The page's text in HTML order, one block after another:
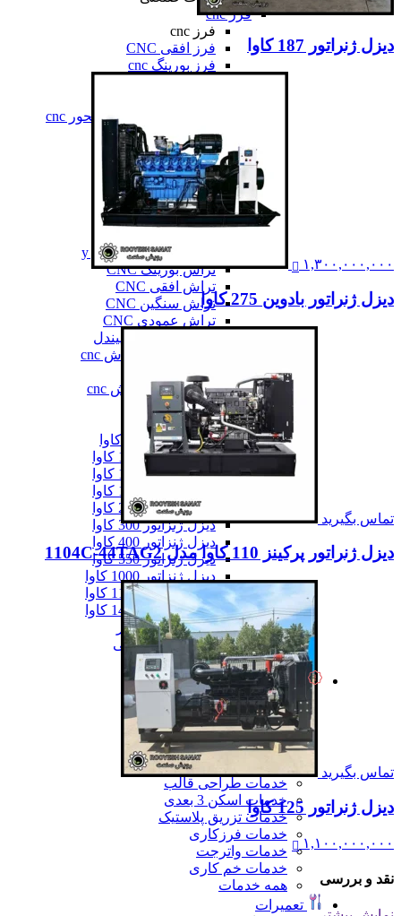
فرز cnc
فرز cnc
فرز افقی CNC
فرز بورینگ cnc
فرز سه، چهار و پنج محور cnc
فرز عمودی CNC
فرز معمولی cnc
فرز میل ترن
فرز مینیاتوری cnc
همه فرز cnc
دستگاه تراش cnc
تراش بورینگ CNC
تراش افقی CNC
تراش سنگین CNC
تراش عمودی CNC
تراش مولتی اسپیندل
دستگاه طول تراش cnc
سری تراش cnc
همه دستگاه تراش cnc
دیزل ژنراتور
دیزل ژنراتور
دیزل ژنراتور 62 کاوا
دیزل ژنزاتور 100 کاوا
دیزل ژنراتور 125 کاوا
دیزل ژنزاتور 275 کاوا
دیزل ژنزاتور 300 کاوا
دیزل ژنزاتور 400 کاوا
دیزل ژنزاتور 550 کاوا
دیزل ژنزاتور 1000 کاوا
دیزل ژنزاتور 1100 کاوا
دیزل ژنزاتور 1400 کاوا
همه دیزل ژنراتور
همه ماشین آلات صنعتی
همه محصولات
خدمات
خدمات
خدمات CNC
خدمات پرینت سه بعدی
خدمات برش لیزر
خدمات تراشکاری
خدمات طراحی قالب
خدمات اسکن 3 بعدی
خدمات تزریق پلاستیک
خدمات فرزکاری
خدمات واترجت
خدمات خم کاری
همه خدمات
تعمیرات
دیزل ژنراتور 187 کاوا
۱,۳۰۰,۰۰۰,۰۰۰
دیزل ژنراتور بادوین 275 کاوا
تماس بگیرید
دیزل ژنراتور پرکینز 110 کاوا مدل 1104C-44TAG2
تماس بگیرید
دیزل ژنراتور 125 کاوا
۱,۱۰۰,۰۰۰,۰۰۰
نقد و بررسی